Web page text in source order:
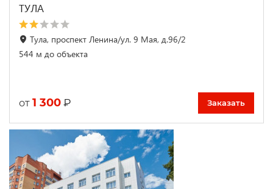
ТУЛА
Тула, проспект Ленина/ул. 9 Мая, д.96/2
544 м до объекта
от 1 300 ₽ Заказать